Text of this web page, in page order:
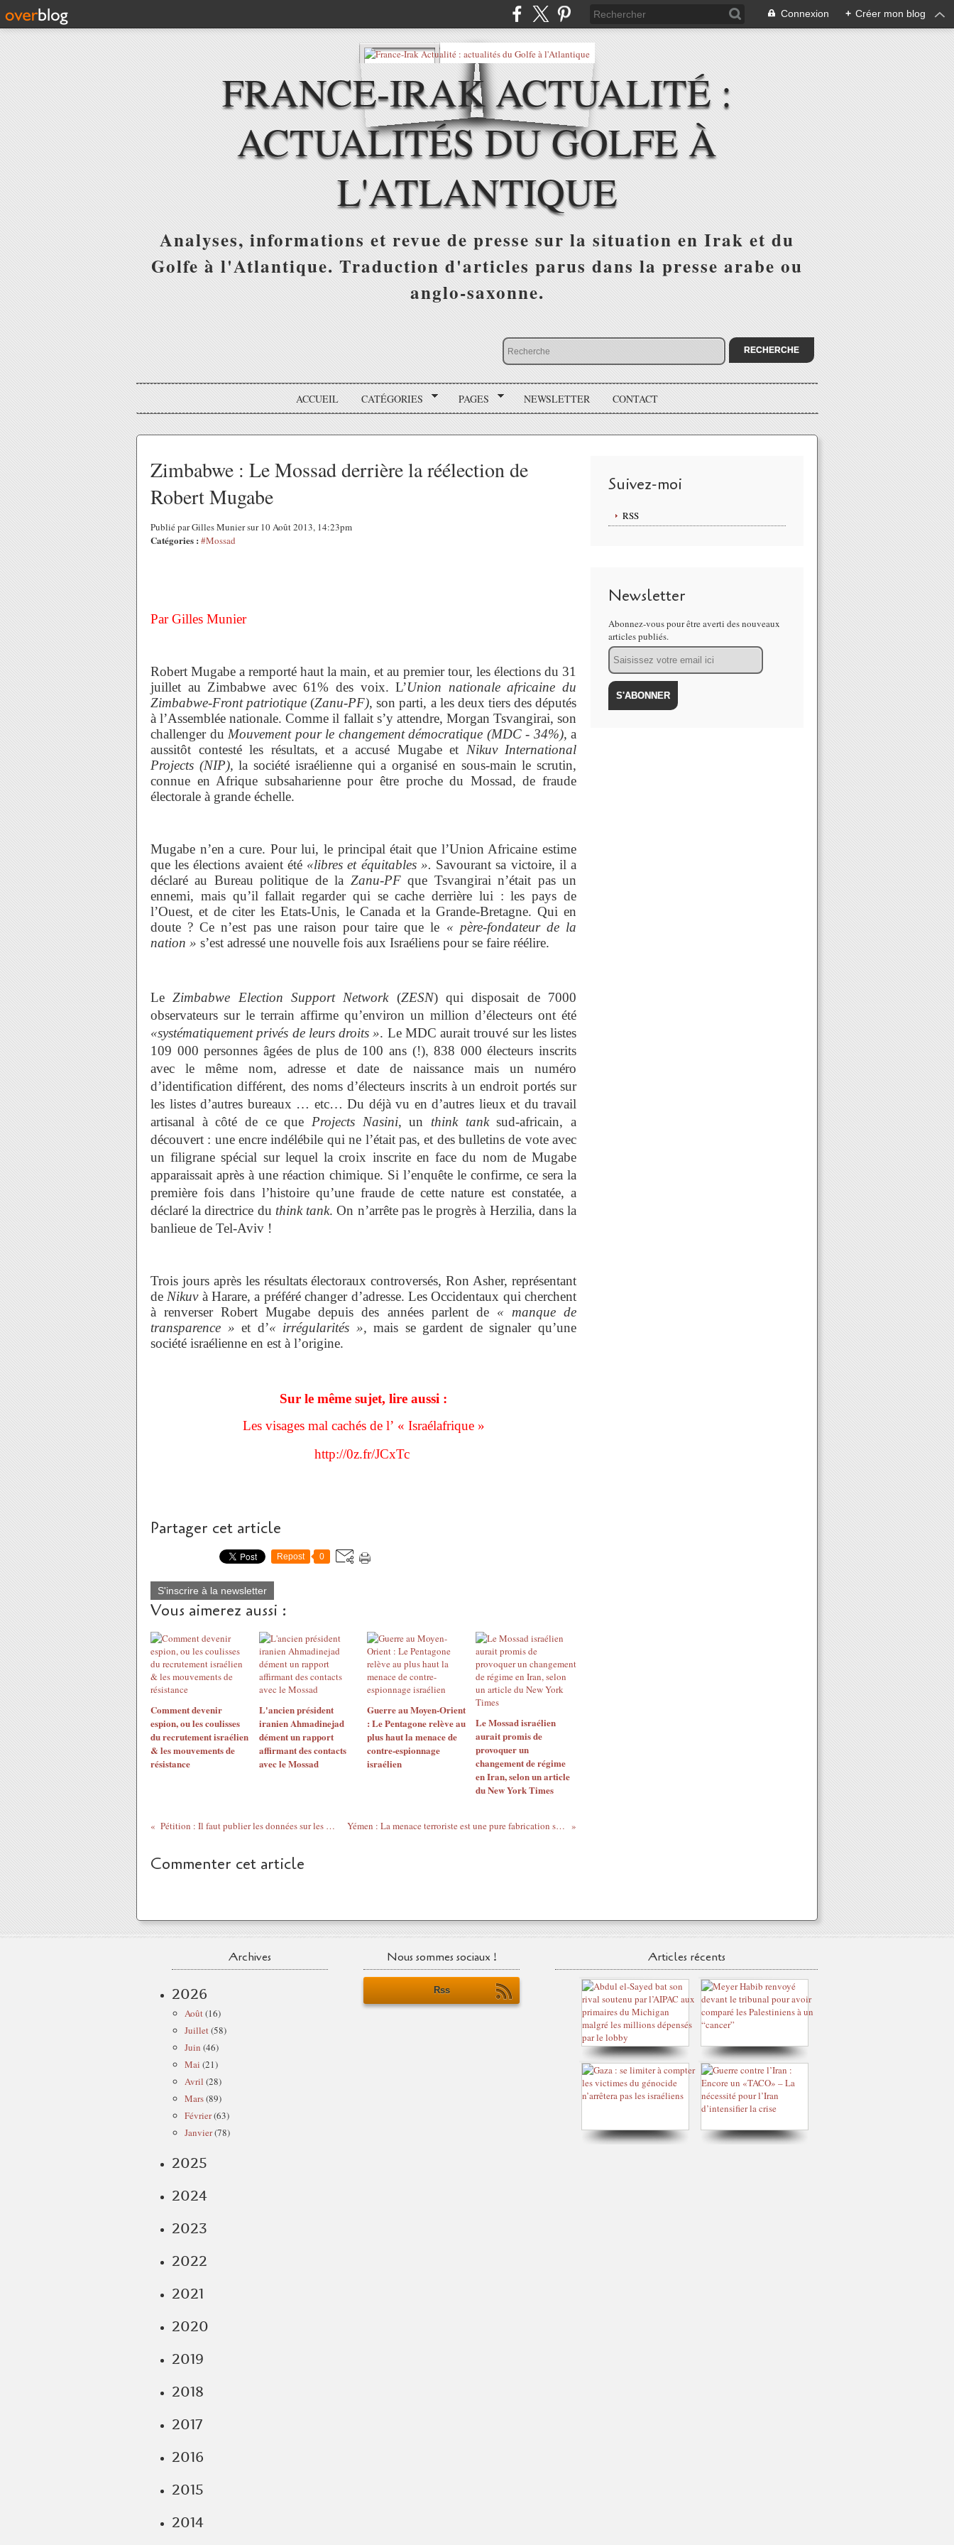
Connexion + Créer mon blog
FRANCE-IRAK ACTUALITÉ :
ACTUALITÉS DU GOLFE À
L'ATLANTIQUE
Analyses, informations et revue de presse sur la situation en Irak et du
Golfe à l'Atlantique. Traduction d'articles parus dans la presse arabe ou
anglo-saxonne.
ACCUEIL CATÉGORIES PAGES NEWSLETTER CONTACT
Zimbabwe : Le Mossad derrière la réélection de
Robert Mugabe
Publié par Gilles Munier sur 10 Août 2013, 14:23pm
Catégories : #Mossad
Par Gilles Munier
Robert Mugabe a remporté haut la main, et au premier tour, les élections du 31
juillet au Zimbabwe avec 61% des voix. L’Union nationale africaine du
Zimbabwe-Front patriotique (Zanu-PF), son parti, a les deux tiers des députés
à l’Assemblée nationale. Comme il fallait s’y attendre, Morgan Tsvangirai, son
challenger du Mouvement pour le changement démocratique (MDC - 34%), a
aussitôt contesté les résultats, et a accusé Mugabe et Nikuv International
Projects (NIP), la société israélienne qui a organisé en sous-main le scrutin,
connue en Afrique subsaharienne pour être proche du Mossad, de fraude
électorale à grande échelle.
Mugabe n’en a cure. Pour lui, le principal était que l’Union Africaine estime
que les élections avaient été «libres et équitables ». Savourant sa victoire, il a
déclaré au Bureau politique de la Zanu-PFque Tsvangirai n’était pas un
ennemi, mais qu’il fallait regarder qui se cache derrière lui : les pays de
l’Ouest, et de citer les Etats-Unis, le Canada et la Grande-Bretagne. Qui en
doute ? Ce n’est pas une raison pour taire que le « père-fondateur de la
nation » s’est adressé une nouvelle fois aux Israéliens pour se faire réélire.
LeZimbabwe Election Support Network(ZESN)qui disposait de 7000
observateurs sur le terrain affirme qu’environ un million d’électeurs ont été
«systématiquement privés de leurs droits ». Le MDC aurait trouvé sur les listes
109 000 personnes âgées de plus de 100 ans (!),838 000 électeurs inscrits
avec le même nom, adresse et date de naissance mais un numéro
d’identification différent, des noms d’électeurs inscrits à un endroit portés sur
les listes d’autres bureaux … etc… Du déjà vu en d’autres lieux et du travail
artisanal à côté de ce que Projects Nasini, un think tanksud-africain, a
découvert : une encre indélébile qui ne l’était pas, et des bulletins de vote avec
un filigrane spécial sur lequel la croix inscrite en face du nom de Mugabe
apparaissait après à une réaction chimique. Si l’enquête le confirme, ce sera la
première fois dans l’histoire qu’une fraude de cette nature est constatée, a
déclaré la directrice du think tank. On n’arrête pas le progrès à Herzilia, dans la
banlieue de Tel-Aviv !
Trois jours après les résultats électoraux controversés, Ron Asher, représentant
de Nikuvà Harare, a préféré changer d’adresse. Les Occidentaux qui cherchent
à renverser Robert Mugabe depuis des années parlent de « manque de
transparence » et d’« irrégularités », mais se gardent de signaler qu’une
société israélienne en est à l’origine.
Sur le même sujet, lire aussi :
Les visages mal cachés de l’ « Israélafrique »
http://0z.fr/JCxTc
Partager cet article
Repost 0
S'inscrire à la newsletter
Vous aimerez aussi :
Comment devenir
espion, ou les coulisses
du recrutement israélien
& les mouvements de
résistance
L'ancien président
iranien Ahmadinejad
dément un rapport
affirmant des contacts
avec le Mossad
Guerre au Moyen-Orient
: Le Pentagone relève au
plus haut la menace de
contre-espionnage
israélien
Le Mossad israélien
aurait promis de
provoquer un
changement de régime
en Iran, selon un article
du New York Times
Pétition : Il faut publier les données sur les malformations congénitales en Irak Yémen : La menace terroriste est une pure fabrication selon le diplomate français Gilles Gauthier
Commenter cet article
Suivez-moi
RSS
Newsletter
Abonnez-vous pour être averti des nouveaux
articles publiés.
Email
Archives
2026
Août(16)
Juillet(58)
Juin (46)
Mai (21)
Avril (28)
Mars(89)
Février(63)
Janvier(78)
2025
2024
2023
2022
2021
2020
2019
2018
2017
2016
2015
2014
Nous sommes sociaux !
Rss
Articles récents